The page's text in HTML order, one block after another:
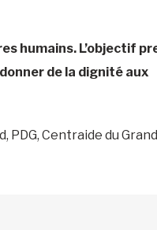
humains. L’objectif
de la dignité aux
PDG, Centraide du